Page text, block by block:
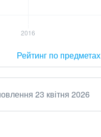
Рейтинг по предметах
23 квітня 2026